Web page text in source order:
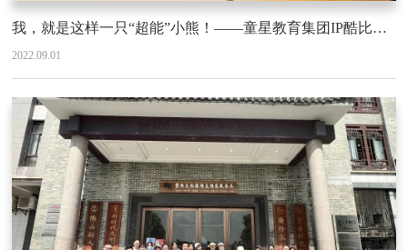
我，就是这样一只“超能”小熊！——童星教育集团IP酷比熊隆重登场
2022.09.01